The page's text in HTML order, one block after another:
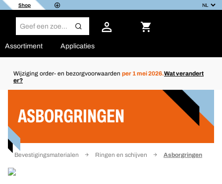
Shop
Assortiment Applicaties
Wijziging order- en bezorgvoorwaarden per 1 mei 2026.Wat verandert
er?
ASBORGRINGEN
Bevestigingsmaterialen Ringen en schijven Asborgringen